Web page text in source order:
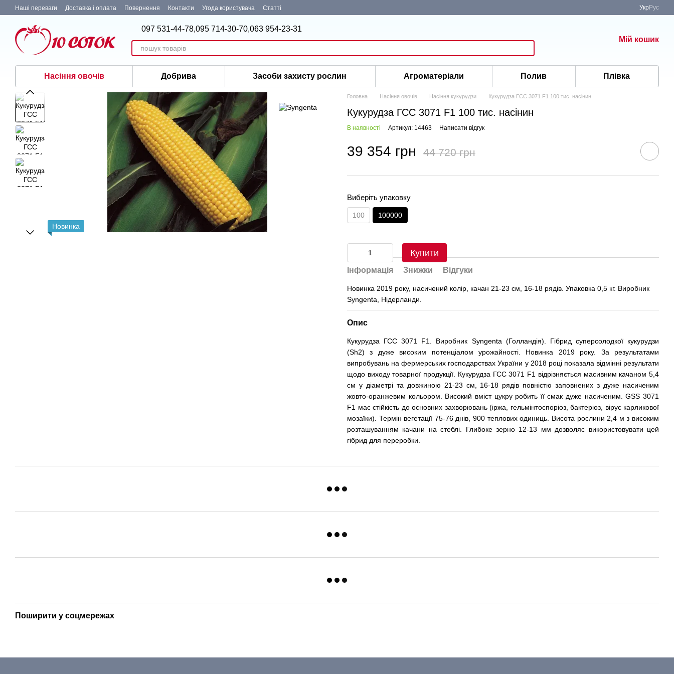
Перейти до основного контенту
Наші переваги Доставка і оплата Повернення Контакти Угода користувача Статті Укр Рус
097 531-44-78,095 714-30-70,063 954-23-31
Мій кошик
Насіння овочів Добрива Засоби захисту рослин Агроматеріали Полив Плівка
Новинка
Головна Насіння овочів Насіння кукурудзи Кукурудза ГСС 3071 F1 100 тис. насінин
Кукурудза ГСС 3071 F1 100 тис. насінин
В наявності Артикул: 14463 Написати відгук
39 354 грн 44 720 грн
Виберіть упаковку
100 100000
Купити
Інформація Знижки Відгуки
Новинка 2019 року, насичений колір, качан 21-23 см, 16-18 рядів. Упаковка 0,5 кг. Виробник
Syngenta, Нідерланди.
Опис
Кукурудза ГСС 3071 F1. Виробник Syngenta (Голландія). Гібрид суперсолодкої кукурудзи
(Sh2) з дуже високим потенціалом урожайності. Новинка 2019 року. За результатами
випробувань на фермерських господарствах України у 2018 році показала відмінні результати
щодо виходу товарної продукції. Кукурудза ГСС 3071 F1 відрізняється масивним качаном 5,4
см у діаметрі та довжиною 21-23 см, 16-18 рядів повністю заповнених з дуже насиченим
жовто-оранжевим кольором. Високий вміст цукру робить її смак дуже насиченим. GSS 3071
F1 має стійкість до основних захворювань (іржа, гельмінтоспоріоз, бактеріоз, вірус карликової
мозаїки). Термін вегетації 75-76 днів, 900 теплових одиниць. Висота рослини 2,4 м з високим
розташуванням качани на стеблі. Глибоке зерно 12-13 мм дозволяє використовувати цей
гібрид для переробки.
Поширити у соцмережах